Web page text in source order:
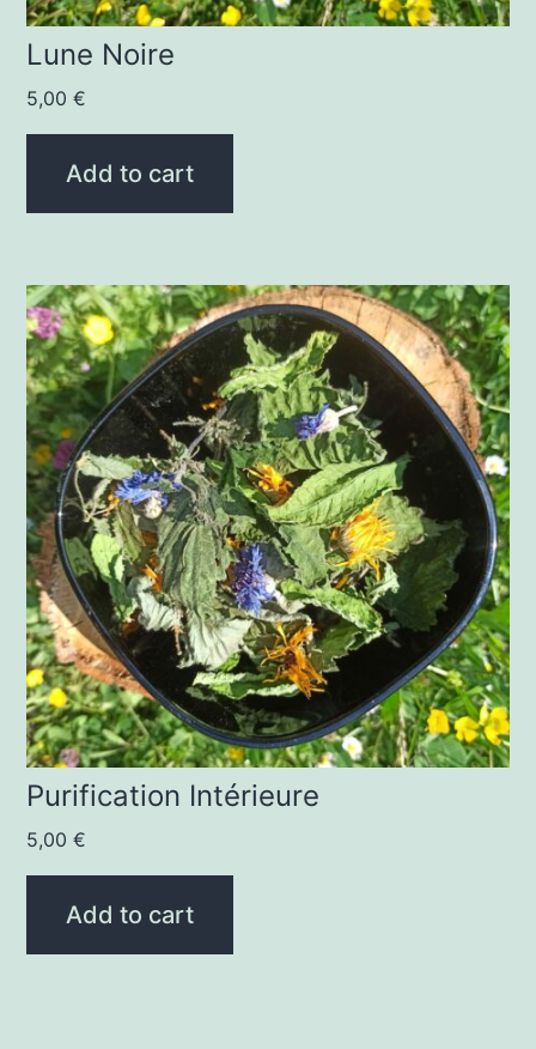
Lune Noire
5,00€
Add to cart
Purification Intérieure
5,00€
Add to cart